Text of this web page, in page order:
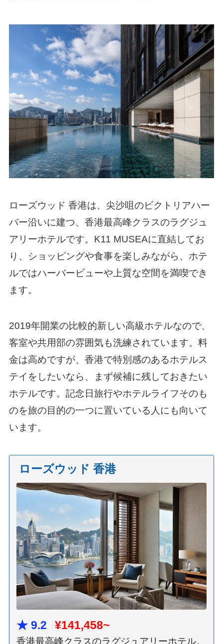
ローズウッド 香港は、尖沙咀のビクトリアハー
バー沿いに建つ、香港最高峰クラスのラグジュ
アリーホテルです。K11 MUSEAに直結してお
り、ショッピングや食事を楽しみながら、ホテ
ルではハーバービューや上質な空間を満喫でき
ます。
2019年開業の比較的新しい高級ホテルなので、
客室や共用部の雰囲気も洗練されています。料
金は高めですが、香港で特別感のあるホテルス
テイをしたいなら、まず候補に残しておきたい
ホテルです。記念日旅行やホテルライフそのも
のを旅の目的の一つに置いている人にも向いて
います。
ローズウッド 香港
★ 9.2 ¥141,458~
香港最高峰クラスのラグジュアリーホテル。